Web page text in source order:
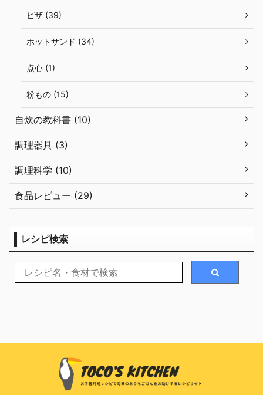
ピザ (39)
ホットサンド (34)
点心 (1)
粉もの (15)
自炊の教科書 (10)
調理器具 (3)
調理科学 (10)
食品レビュー (29)
レシピ検索